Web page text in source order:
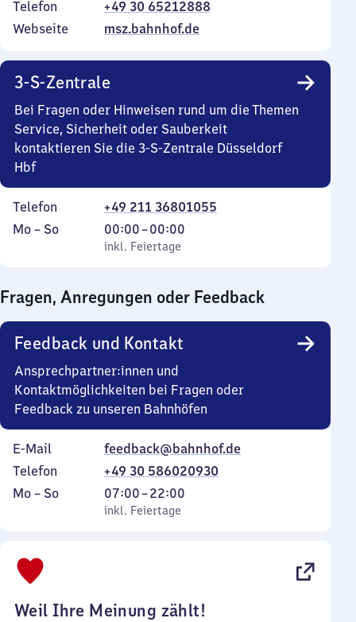
Telefon
+49 30 65212888
Webseite
msz.bahnhof.de
3-S-Zentrale
Bei Fragen oder Hinweisen rund um die Themen
Service, Sicherheit oder Sauberkeit
kontaktieren Sie die 3-S-Zentrale Düsseldorf
Hbf
Telefon
+49 211 36801055
Montag
Mo – So,
inkl. Feiertage
00:00–00:00
Von
0
0
Uhr
inkl. Feiertage
Fragen, Anregungen oder Feedback
Feedback und Kontakt
Ansprechpartner:innen und
Kontaktmöglichkeiten bei Fragen oder
Feedback zu unseren Bahnhöfen
E-Mail
feedback@bahnhof.de
Telefon
+49 30 586020930
Montag
Mo – So,
inkl. Feiertage
07:00–22:00
Von
7
inkl. Feiertage
Weil Ihre Meinung zählt!